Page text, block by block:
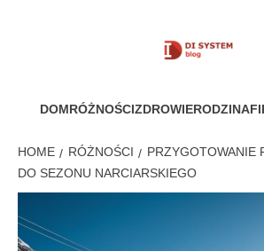
MÓJ
DOMRÓŻNOŚCIZDROWIERODZINA
HOME RÓŻNOŚCI
PRZYGOTOWANIE
DO SEZONU NARCIARSKIEGO